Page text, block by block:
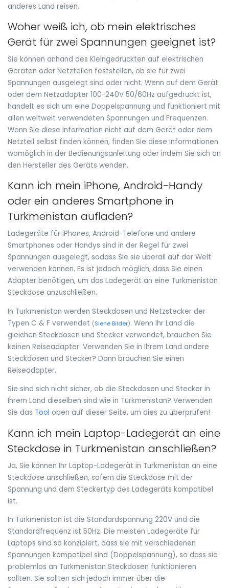
anderes Land reisen.
Woher weiß ich, ob mein elektrisches
Gerät für zwei Spannungen geeignet ist?
Sie können anhand des Kleingedruckten auf elektrischen
Geräten oder Netzteilen feststellen, ob sie für zwei
Spannungen ausgelegt sind oder nicht. Wenn auf dem Gerät
oder dem Netzadapter 100-240V 50/60Hz aufgedruckt ist,
handelt es sich um eine Doppelspannung und funktioniert mit
allen weltweit verwendeten Spannungen und Frequenzen.
Wenn Sie diese Information nicht auf dem Gerät oder dem
Netzteil selbst finden können, finden Sie diese Informationen
womöglich in der Bedienungsanleitung oder indem Sie sich an
den Hersteller des Geräts wenden.
Kann ich mein iPhone, Android-Handy
oder ein anderes Smartphone in
Turkmenistan aufladen?
Ladegeräte für iPhones, Android-Telefone und andere
Smartphones oder Handys sind in der Regel für zwei
Spannungen ausgelegt, sodass Sie sie überall auf der Welt
verwenden können. Es ist jedoch möglich, dass Sie einen
Adapter benötigen, um das Ladegerät an eine Turkmenistan
Steckdose anzuschließen.
In Turkmenistan werden Steckdosen und Netzstecker der
Typen C & F verwendet (Siehe Bilder). Wenn Ihr Land die
gleichen Steckdosen und Stecker verwendet, brauchen Sie
keinen Reiseadapter. Verwenden Sie in Ihrem Land andere
Steckdosen und Stecker? Dann brauchen Sie einen
Reiseadapter.
Sie sind sich nicht sicher, ob die Steckdosen und Stecker in
Ihrem Land dieselben sind wie in Turkmenistan? Verwenden
Sie das Tool oben auf dieser Seite, um dies zu überprüfen!
Kann ich mein Laptop-Ladegerät an eine
Steckdose in Turkmenistan anschließen?
Ja, Sie können Ihr Laptop-Ladegerät in Turkmenistan an eine
Steckdose anschließen, sofern die Steckdose mit der
Spannung und dem Steckertyp des Ladegeräts kompatibel
ist.
In Turkmenistan ist die Standardspannung 220V und die
Standardfrequenz ist 50Hz. Die meisten Ladegeräte für
Laptops sind so konzipiert, dass sie mit verschiedenen
Spannungen kompatibel sind (Doppelspannung), so dass sie
problemlos an Turkmenistan Steckdosen funktionieren
sollten. Sie sollten sich jedoch immer über die